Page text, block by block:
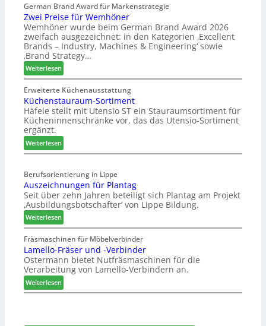
e
s
c
h
j
a
h
s
s
t
F
ü
h
r
u
n
g
a
n
v
e
d
i
u
n
d
H
u
b
t
e
x
s
t
l
e
n
a
u
s
German Brand Award für Markenstrategie
Zwei Preise für Wemhöner
Wemhöner wurde beim German Brand Award 2026
zweifach ausgezeichnet: in den Kategorien ‚Excellent
Brands – Industry, Machines & Engineering‘ sowie
‚Brand Strategy…
Weiterlesen:
Z
w
e
i
P
e
i
e
f
ü
r
W
e
m
h
ö
n
e
r
Erweiterte Küchenausstattung
Küchenstauraum-Sortiment
Häfele stellt mit Utensio ST ein Stauraumsortiment für
Kücheninnenschränke vor, das das Utensio-Sortiment
ergänzt.
Weiterlesen:
K
c
h
e
n
s
t
a
u
r
a
m
o
Berufsorientierung in Lippe
Auszeichnungen für Plantag
Seit über zehn Jahren beteiligt sich Plantag am Projekt
‚Ausbildungsbotschafter‘ von Lippe Bildung.
Weiterlesen:
A
u
s
z
e
c
u
Fräsmaschinen für Möbelverbinder
Lamello-Fräser und -Verbinder
Ostermann bietet Nutfräsmaschinen für die
Verarbeitung von Lamello-Verbindern an.
Weiterlesen:
L